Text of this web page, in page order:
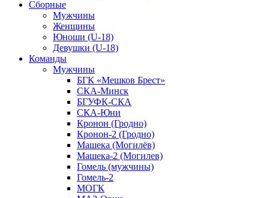
Сборные
Мужчины
Женщины
Юноши (U-18)
Девушки (U-18)
Команды
Мужчины
БГК «Мешков Брест»
СКА-Минск
БГУФК-СКА
СКА-Юни
Кронон (Гродно)
Кронон-2 (Гродно)
Машека (Могилёв)
Машека-2 (Могилев)
Гомель (мужчины)
Гомель-2
МОГК